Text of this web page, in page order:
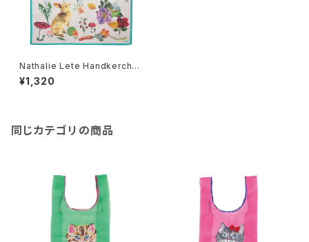
Nathalie Lete Handkerchie
f Rabbits-Ivory
¥1,320
同じカテゴリの商品